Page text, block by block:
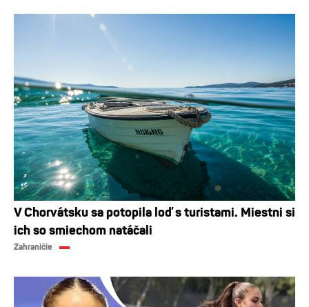
V Chorvátsku sa potopila loď s turistami. Miestni si
ich so smiechom natáčali
Zahraničie